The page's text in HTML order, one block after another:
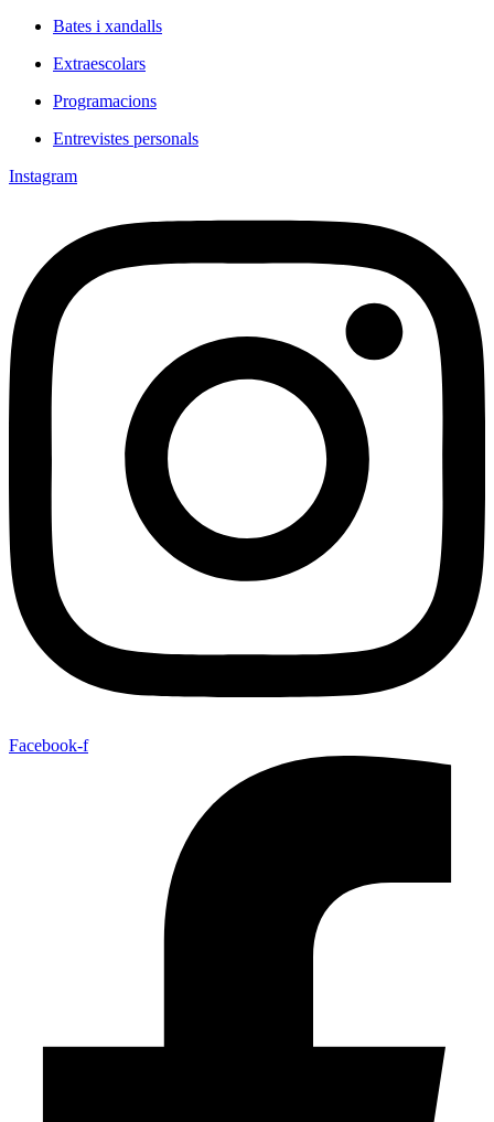
Bates i xandalls
Extraescolars
Programacions
Entrevistes personals
Instagram
Facebook-f